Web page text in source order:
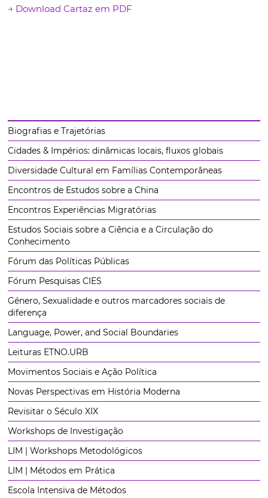
→ Download Cartaz em PDF
Biografias e Trajetórias
Cidades & Impérios: dinâmicas locais, fluxos globais
Diversidade Cultural em Famílias Contemporâneas
Encontros de Estudos sobre a China
Encontros Experiências Migratórias
Estudos Sociais sobre a Ciência e a Circulação do
Conhecimento
Fórum das Políticas Públicas
Fórum Pesquisas CIES
Género, Sexualidade e outros marcadores sociais de
diferença
Language, Power, and Social Boundaries
Leituras ETNO.URB
Movimentos Sociais e Ação Política
Novas Perspectivas em História Moderna
Revisitar o Século XIX
Workshops de Investigação
LIM | Workshops Metodológicos
LIM | Métodos em Prática
Escola Intensiva de Métodos